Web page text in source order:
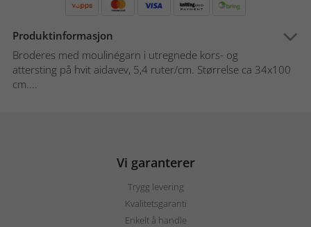
Produktinformasjon
Broderes med moulinégarn i utregnede kors- og
attersting på hvit aidavev, 5,4 ruter/cm. Størrelse ca 34x100
cm....
Vi garanterer
Trygg levering
Kvalitetsgaranti
Enkelt å handle